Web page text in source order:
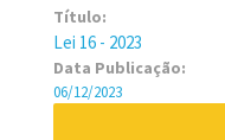
Título:
Lei 16 - 2023
Data Publicação:
06/12/2023